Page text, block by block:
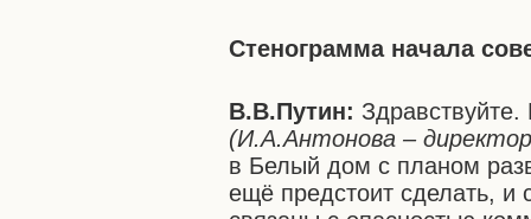
Стенограмма начала
В.В.Путин:
(И.А.Антонова –
в Белый дом с планом
ещё предстоит сделать, и